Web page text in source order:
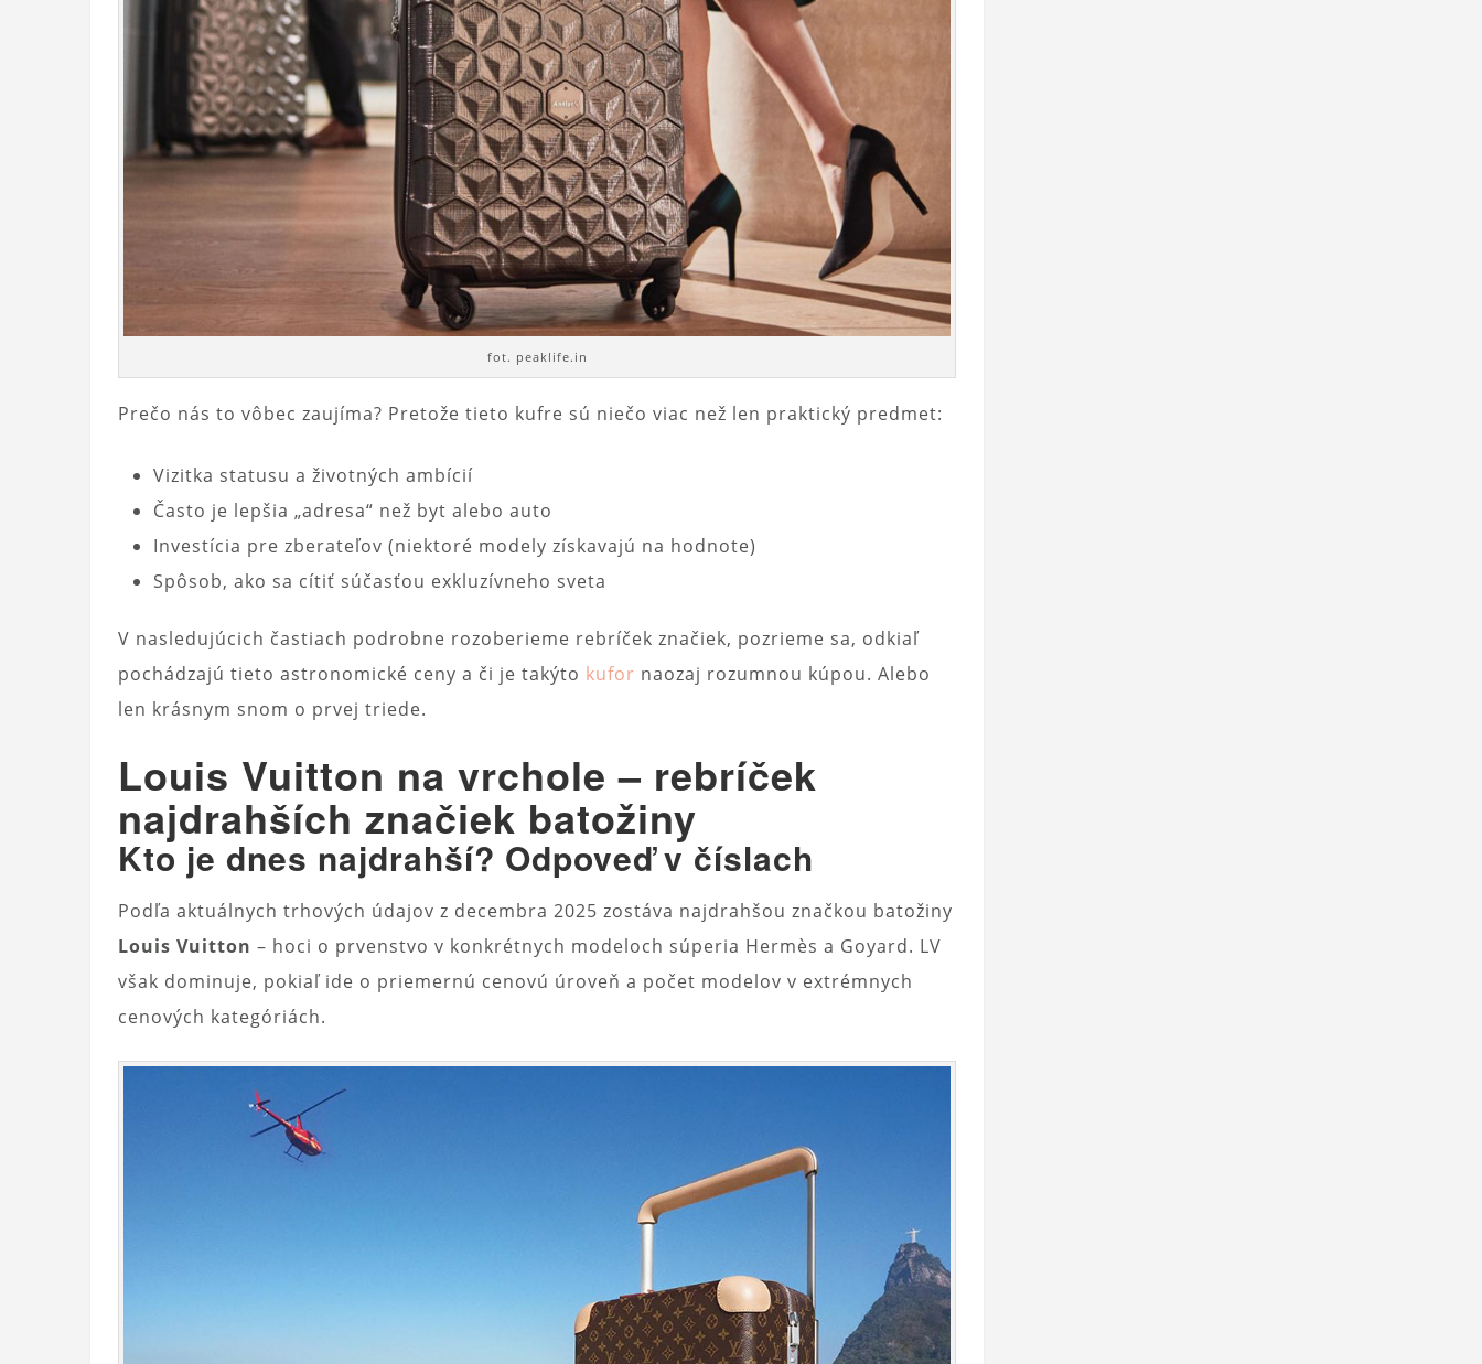
fot. peaklife.in
Prečo nás to vôbec zaujíma? Pretože tieto kufre sú niečo viac než len praktický predmet:
Vizitka statusu a životných ambícií
Často je lepšia „adresa“ než byt alebo auto
Investícia pre zberateľov (niektoré modely získavajú na hodnote)
Spôsob, ako sa cítiť súčasťou exkluzívneho sveta
V nasledujúcich častiach podrobne rozoberieme rebríček značiek, pozrieme sa, odkiaľ
pochádzajú tieto astronomické ceny a či je takýto kufor naozaj rozumnou kúpou. Alebo
len krásnym snom o prvej triede.
Louis Vuitton na vrchole – rebríček
najdrahších značiek batožiny
Kto je dnes najdrahší? Odpoveď v číslach
Podľa aktuálnych trhových údajov z decembra 2025 zostáva najdrahšou značkou batožiny
Louis Vuitton – hoci o prvenstvo v konkrétnych modeloch súperia Hermès a Goyard. LV
však dominuje, pokiaľ ide o priemernú cenovú úroveň a počet modelov v extrémnych
cenových kategóriách.